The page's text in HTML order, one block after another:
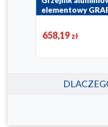
elementowy
658,19 zł